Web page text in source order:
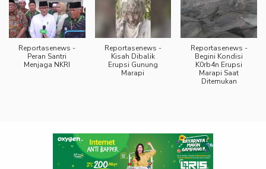
Reportasenews -
Peran Santri
Menjaga NKRI
Reportasenews -
Kisah Dibalik
Erupsi Gunung
Marapi
Reportasenews -
Begini Kondisi
K0rb4n Erupsi
Marapi Saat
Ditemukan